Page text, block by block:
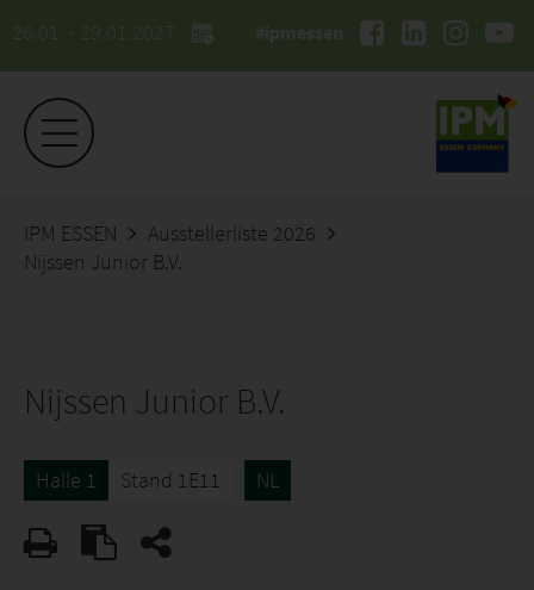
26.01. - 29.01.2027 #ipmessen
IPM ESSEN
Ausstellerliste 2026
Nijssen Junior B.V.
Nijssen Junior B.V.
Halle 1 Stand 1E11 NL